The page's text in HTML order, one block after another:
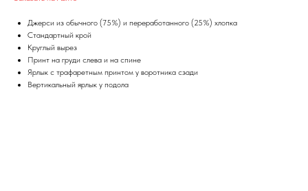
Джерси из обычного (75%) и переработанного (25%) хлопка
Стандартный крой
Круглый вырез
Принт на груди слева и на спине
Ярлык с трафаретным принтом у воротника сзади
Вертикальный ярлык у подола